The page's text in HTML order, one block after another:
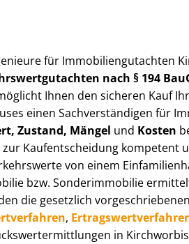
für Im­mo­bi­li­en­gut­ach­ten
nach § 194
Ihnen den sicheren Kauf
einen Sach­ver­stän­di­gen für
Zustand, Mängel und Kosten
zur Kauf­ent­schei­dung kompetent
von einem
bzw. Sonderimmobilie
die gesetzlich vor­ge­schrie­be­nen
,
in